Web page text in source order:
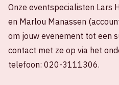
Onze eventspecialisten Lars
en Marlou Manassen
om jouw evenement tot een
contact met ze op via het
telefoon: 020-3111306.